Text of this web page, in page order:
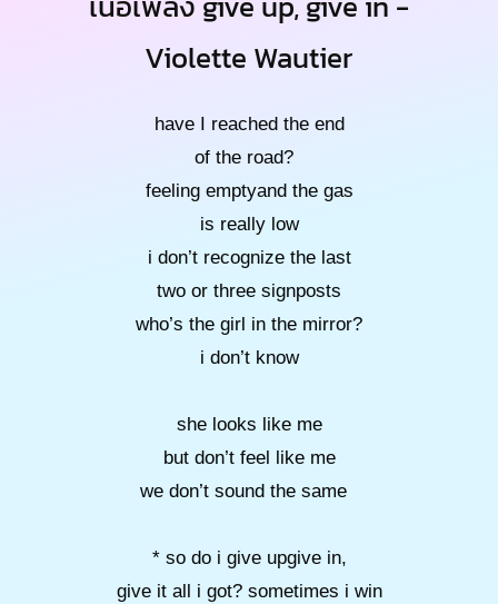
Violette Wautier
have I reached the end
of the road?
feeling emptyand the gas
is really low
i don’t recognize the last
two or three signposts
who’s the girl in the mirror?
i don’t know
she looks like me
but don’t feel like me
we don’t sound the same
* so do i give upgive in,
give it all i got? sometimes i win